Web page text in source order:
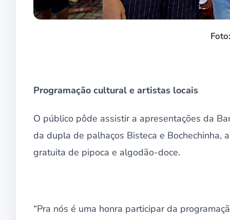
Programação cultural e artistas locais
O público pôde assistir a apresentações da
da dupla de palhaços Bisteca e Bochechinha,
gratuita de pipoca e algodão-doce.
“Pra nós é uma honra participar da